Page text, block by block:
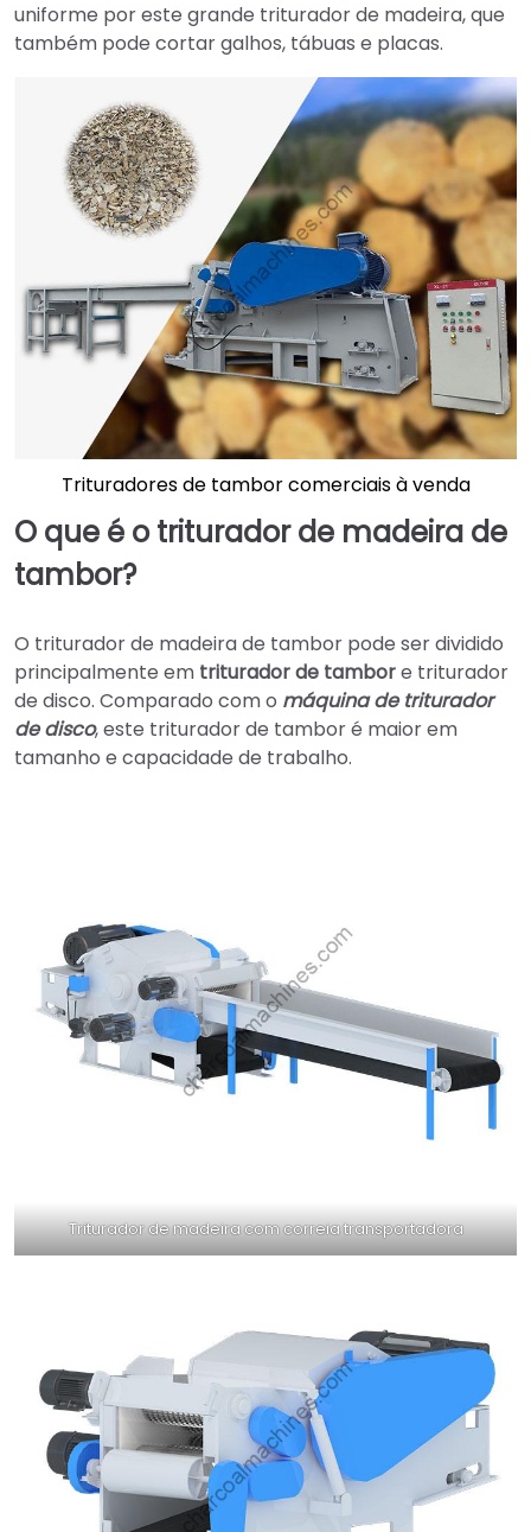
uniforme por este grande triturador de madeira, que
também pode cortar galhos, tábuas e placas.
Trituradores de tambor comerciais à venda
O que é o triturador de madeira de
tambor?
O triturador de madeira de tambor pode ser dividido
principalmente em triturador de tambore triturador
de disco. Comparado com o máquina de triturador
de disco, este triturador de tambor é maior em
tamanho e capacidade de trabalho.
Triturador de madeira com correia transportadora